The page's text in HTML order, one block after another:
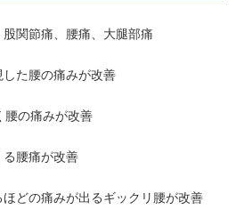
関節痛、腰痛、大腿部痛
た腰の痛みが改善
腰の痛みが改善
腰痛が改善
どの痛みが出るギックリ腰が改善